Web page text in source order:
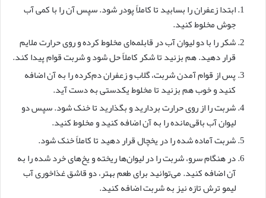
ابتدا زعفران را بسابید تا کاملاً پودر شود. سپس آن را با کمی آب
جوش مخلوط کنید.
شکر را با دو لیوان آب در قابلمه‌ای مخلوط کرده و روی حرارت ملایم
قرار دهید. هم بزنید تا شکر کاملاً حل شود و شربت قوام پیدا کند.
پس از قوام آمدن شربت، گلاب و زعفران دم‌کرده را به آن اضافه
کنید و خوب هم بزنید تا مخلوط یکدستی به دست آید.
شربت را از روی حرارت بردارید و بگذارید تا خنک شود. سپس دو
لیوان آب باقی‌مانده را به آن اضافه کنید و مخلوط کنید.
شربت آماده شده را در یخچال قرار دهید تا کاملاً خنک شود.
در هنگام سرو، شربت را در لیوان‌ها ریخته و یخ‌های خرد شده را به
آن اضافه کنید. می‌توانید برای طعم بهتر، دو قاشق غذاخوری آب
لیمو ترش تازه نیز به شربت اضافه کنید.